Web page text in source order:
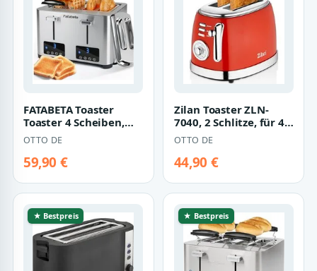
FATABETA Toaster
Toaster 4 Scheiben,
mit Brötchenaufsatz &
2 Staubschu…
OTTO DE
59,90 €
Zilan Toaster ZLN-
7040, 2 Schlitze, für 4
Scheiben, 850 W, Rotes
Retro…
OTTO DE
44,90 €
★ Bestpreis ★ Bestpreis